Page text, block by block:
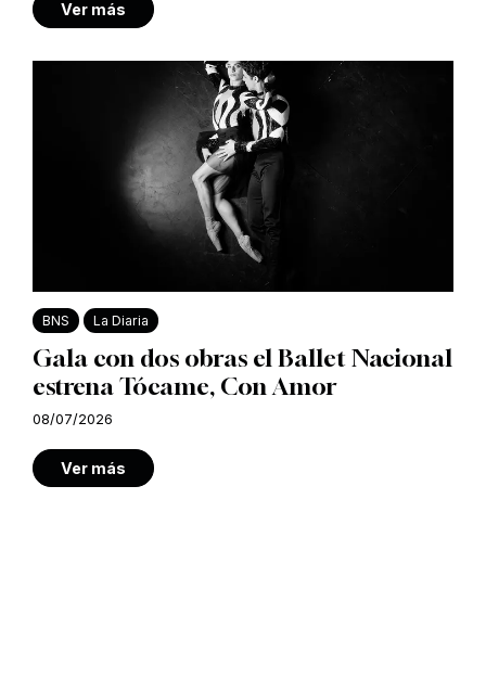
Ver más
BNS La Diaria
Gala con dos obras el Ballet Nacional
estrena Tócame, Con Amor
08/07/2026
Ver más